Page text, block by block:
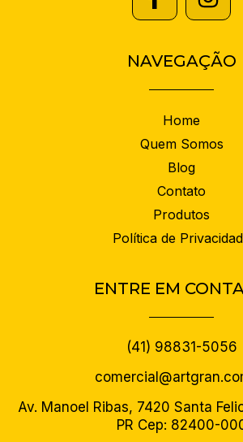
NAVEGAÇÃO
Home
Quem Somos
Blog
Contato
Produtos
Política de
ENTRE EM
(41) 98831-5056
Av. Manoel Ribas, 7420 Santa
PR Cep: 82400-